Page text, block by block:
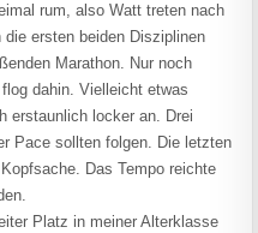
rum, also Watt treten nach
ersten beiden Disziplinen
Marathon. Nur noch
dahin. Vielleicht etwas
erstaunlich locker an. Drei
Pace sollten folgen. Die letzten
Das Tempo reichte
Platz in meiner Alterklasse